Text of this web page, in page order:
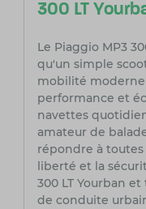
300 LT
Le Piaggio MP3
qu'un simple
mobilité
performance et
navettes
amateur de
répondre à toutes
liberté et la
300 LT Yourban
de conduite